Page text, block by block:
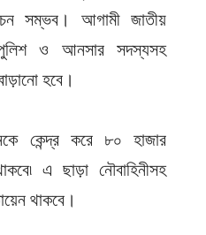
সম্ভব। আগামী জাতীয়
পুলিশ ও আনসার সদস্যসহ
হবে।
কেন্দ্র করে ৮০ হাজার
এ ছাড়া নৌবাহিনীসহ
থাকবে।